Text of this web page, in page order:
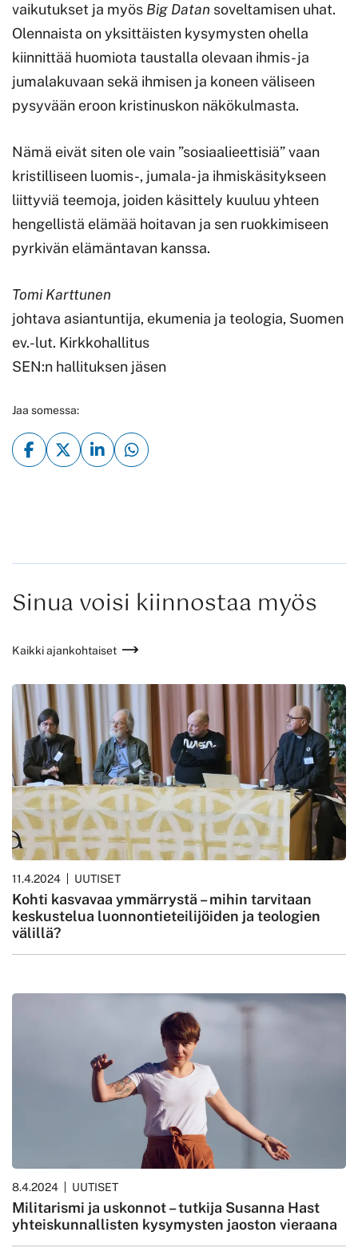
vaikutukset ja myös Big Datan soveltamisen uhat.
Olennaista on yksittäisten kysymysten ohella
kiinnittää huomiota taustalla olevaan ihmis- ja
jumalakuvaan sekä ihmisen ja koneen väliseen
pysyvään eroon kristinuskon näkökulmasta.
Nämä eivät siten ole vain ”sosiaalieettisiä” vaan
kristilliseen luomis-, jumala- ja ihmiskäsitykseen
liittyviä teemoja, joiden käsittely kuuluu yhteen
hengellistä elämää hoitavan ja sen ruokkimiseen
pyrkivän elämäntavan kanssa.
Tomi Karttunen
johtava asiantuntija, ekumenia ja teologia, Suomen
ev.-lut. Kirkkohallitus
SEN:n hallituksen jäsen
Jaa somessa:
Sinua voisi kiinnostaa myös
Kaikki ajankohtaiset
11.4.2024 UUTISET
Kohti kasvavaa ymmärrystä – mihin tarvitaan
keskustelua luonnontieteilijöiden ja teologien
välillä?
8.4.2024 UUTISET
Militarismi ja uskonnot – tutkija Susanna Hast
yhteiskunnallisten kysymysten jaoston vieraana